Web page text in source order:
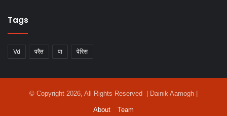
Tags
Vd परैत पा पेरिस
© Copyright 2026, All Rights Reserved | Dainik Aamogh |
About Team